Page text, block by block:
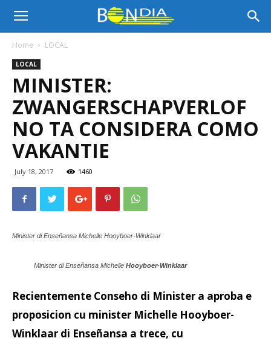
Bon
Dia
Aruba
Aruba
Home LOCAL
LOCAL
MINISTER:
ZWANGERSCHAPVERLOF
NO TA CONSIDERA COMO
VAKANTIE
July 18, 2017 1460
Minister di Enseñansa Michelle Hooyboer-Winklaar
Minister di Enseñansa Michelle Hooyboer-Winklaar
Recientemente Conseho di Minister a aproba e
proposicion cu minister Michelle Hooyboer-
Winklaar di Enseñansa a trece, cu